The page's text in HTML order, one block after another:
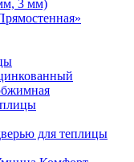
3 мм)
для теплицы